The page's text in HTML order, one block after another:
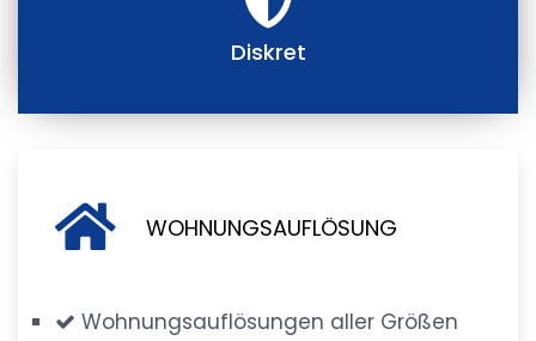
Diskret
WOHNUNGSAUFLÖSUNG
Wohnungsauflösungen aller Größen